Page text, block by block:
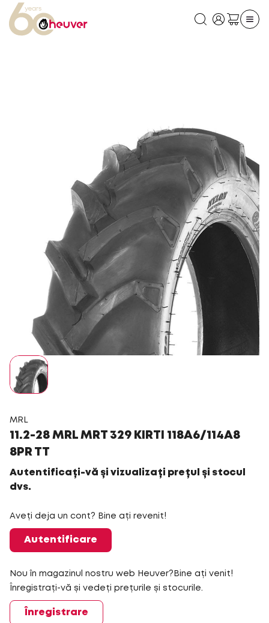
MRL
11.2-28 MRL MRT 329 KIRTI 118A6/114A8
8PR TT
Autentificați-vă și vizualizați prețul și stocul
dvs.
Aveți deja un cont? Bine ați revenit!
Autentificare
Nou în magazinul nostru web Heuver?Bine ați venit!
Înregistrați-vă și vedeți prețurile și stocurile.
Înregistrare